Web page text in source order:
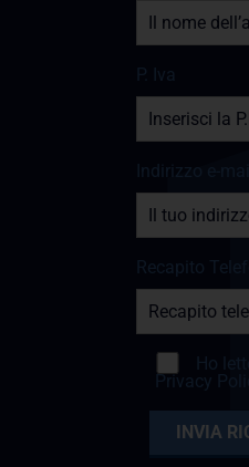
P. Iva
Indirizzo e-mail
Recapito
Ho
Privacy